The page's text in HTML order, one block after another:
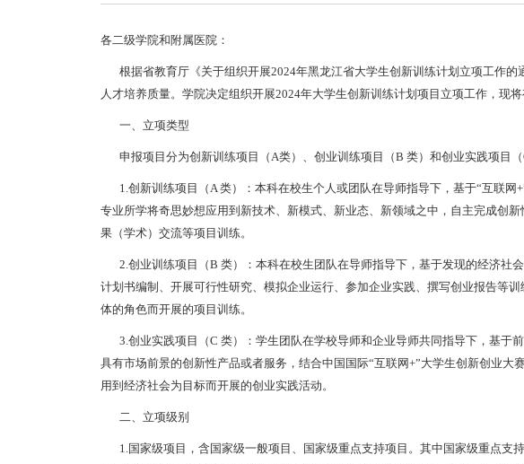
各二级学院和附属医院：
根据省教育厅《关于组织开展2024年黑龙江省大学生创新训练计划立项工作的
人才培养质量。学院决定组织开展2024年大学生创新训练计划项目立项工作，现将
一、立项类型
申报项目分为创新训练项目（A类）、创业训练项目（B 类）和创业实践项目（
1.创新训练项目（A 类）：本科在校生个人或团队在导师指导下，基于“互联网
专业所学将奇思妙想应用到新技术、新模式、新业态、新领域之中，自主完成创
果（学术）交流等项目训练。
2.创业训练项目（B 类）：本科在校生团队在导师指导下，基于发现的经济社
计划书编制、开展可行性研究、模拟企业运行、参加企业实践、撰写创业报告等
体的角色而开展的项目训练。
3.创业实践项目（C 类）：学生团队在学校导师和企业导师共同指导下，基于
具有市场前景的创新性产品或者服务，结合中国国际“互联网+”大学生创新创业
用到经济社会为目标而开展的创业实践活动。
二、立项级别
1.国家级项目，含国家级一般项目、国家级重点支持项目。其中 国家级重点支